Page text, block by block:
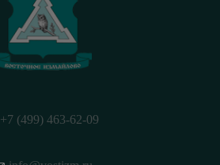
+7 (499) 463-62-09